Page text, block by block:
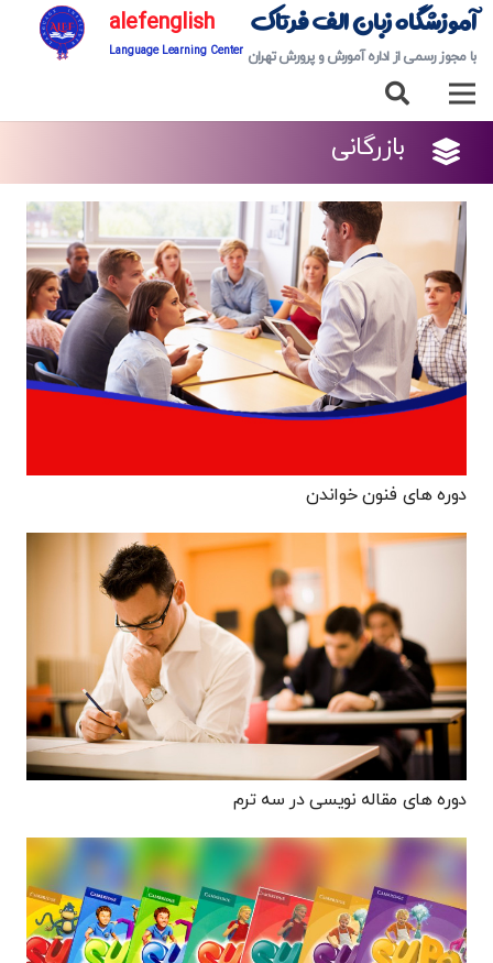
آموزشگاه زبان الف فرتاک
با مجوز رسمی از اداره آمورش و پرورش تهران
alefenglish
Language Learning Center
بازرگانی
دوره های فنون خواندن
دوره های مقاله نویسی در سه ترم